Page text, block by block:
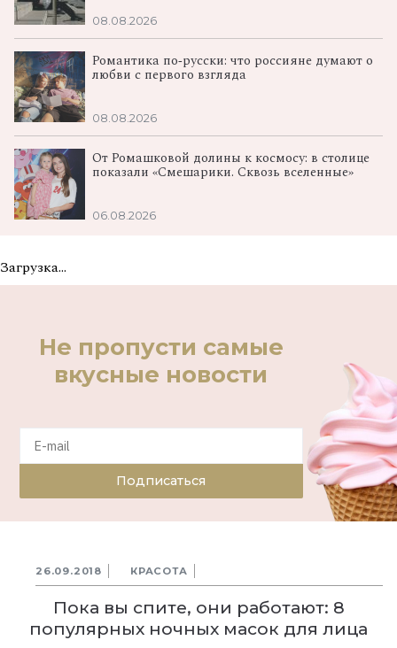
08.08.2026
Романтика по‑русски: что россияне думают о
любви с первого взгляда
08.08.2026
От Ромашковой долины к космосу: в столице
показали «Смешарики. Сквозь вселенные»
06.08.2026
Загрузка...
Не пропусти самые
вкусные новости
Подписаться
26.09.2018 КРАСОТА
Пока вы спите, они работают: 8
популярных ночных масок для лица